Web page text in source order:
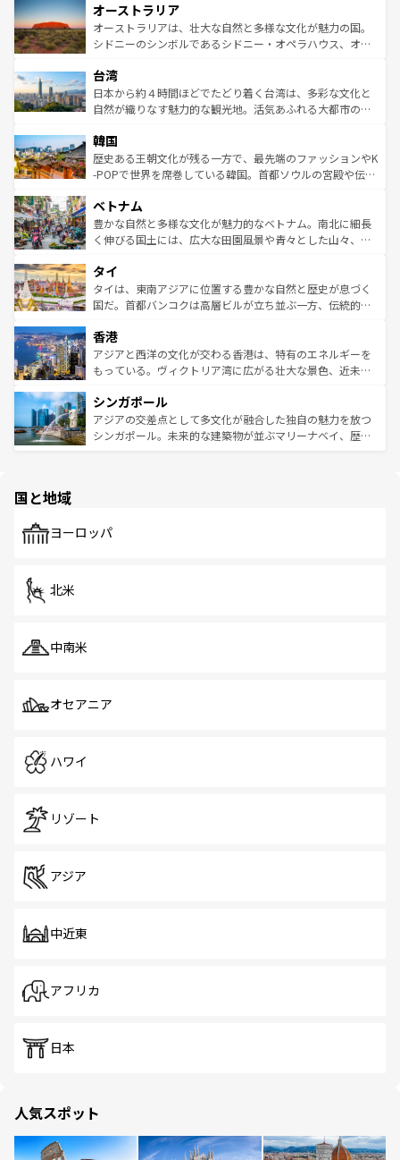
部のニューオーリンズでは、音楽と美食が融合した独特の
文化が魅力。旅行者はアメリカの各地域で異なる魅力を楽
しみながら、その多様性と豊かな歴史を感じることができ
ならではの贅沢な旅のスタイルだ。 なお、新着のアメリカ
情報はコンテンツ一覧を参照してほしい。
ワイ島は見逃せない。また、定番の観光地といえばオアフ
島だが、静かな自然を求めるならマウイ島やカウアイ島が
おすすめ。エメラルドグリーンに輝く海をはじめ、豊かな
れるおもてなしの心で訪れる人々を迎えてくれるハワイの
人々、おいしいローカルフードやハワイアンミュージッ
ク、伝統的なフラダンスなど、すべてがハワイの魅力を彩
ワイを、存分に味わってほしい。 なお、新着のハワイ情報
はコンテンツ一覧を参照してほしい。
オーストラリア
オーストラリアは、壮大な自然と多様な文化が魅力の国。
シドニーのシンボルであるシドニー・オペラハウス、オー
リアリーフや大陸中央部にそびえるウルル（エアーズロッ
ク）、タスマニアの美しい原生林やケアンズの熱帯雨林な
ど、見どころがたくさん。また、カフェやワイン、オージ
いる。アクティビティも充実しており、サーフィンやダイ
ビング、ハイキングなど、アウトドア好きにはたまらな
い。オーストラリアの多彩な魅力を存分に味わいつくそ
参照してほしい。
台湾
日本から約４時間ほどでたどり着く台湾は、多彩な文化と
自然が織りなす魅力的な観光地。活気あふれる大都市の台
ン）、静ひつな山岳地帯である台湾東部など、都市の喧騒
と山間の静けさが共存しており、訪れる人に新しい発見と
驚きをもたらしてくれる。また、奥深い台湾の食文化も魅
容にもいいと評判のスイーツなど、バラエティ豊かな料理
が味わえる。 なお、新着の台湾情報は コンテンツ一覧を参
照してほしい。
韓国
歴史ある王朝文化が残る一方で、最先端のファッションやK
-POPで世界を席巻している韓国。首都ソウルの宮殿や伝統
き、地方に足を延ばせば四季折々の自然美を楽しむことが
できる。そして、キムチや焼肉、絶品のストリートフード
まで、さまざまな韓国料理が待っている。夜には、韓国な
リティに包まれながら、韓国の多彩な魅力を心ゆくまで味
わってみてほしい。 なお、新着の韓国情報はコンテンツ一
覧を参照してほしい。
ベトナム
豊かな自然と多様な文化が魅力的なベトナム。南北に細長
く伸びる国土には、広大な田園風景や青々とした山々、世
急速な発展と共に伝統が息づく。ハノイの古い町並みやホ
ーチミン市のフランス統治時代の建物も、独特の雰囲気を
醸し出している。また、バラエティの豊かさとおいしさで
とつ。フォーやバインミー、ベトナムコーヒーなどは、ぜ
ひ現地で味わいたい。どの地域を訪れてもあたたかい人々
が旅行者を迎えてくれるので、きっと忘れられない旅にな
参照してほしい。
タイ
タイは、東南アジアに位置する豊かな自然と歴史が息づく
国だ。首都バンコクは高層ビルが立ち並ぶ一方、伝統的な
の活気が交差している。北部ではチェンマイなどの山岳地
帯で自然と触れ合い、南部ではプーケットやクラビの美し
いビーチでリゾート気分を楽しむことができる。タイ料理
激する。気候は一年中温暖で、どの季節にも異なる楽しみ
が待っている。親しみやすいタイの人々、仏教を中心とし
た文化、そして多様な観光資源が、訪れる旅人を魅了し続
香港
アジアと西洋の文化が交わる香港は、特有のエネルギーを
もっている。ヴィクトリア湾に広がる壮大な景色、近未来
み、どこを訪れても感動するはず。観光スポットが密集し
ており、効率よく見どころを回れるのも魅力。息をのむよ
うな絶景から文化的な体験まで、香港を存分に楽しみ尽く
シンガポール
アジアの交差点として多文化が融合した独自の魅力を放つ
シンガポール。未来的な建築物が並ぶマリーナベイ、歴史
で、ホーカーズは地元の風情を楽しめる外せないスポット
国と地域
ヨーロッパ
北米
中南米
オセアニア
ハワイ
リゾート
アジア
中近東
アフリカ
日本
人気スポット